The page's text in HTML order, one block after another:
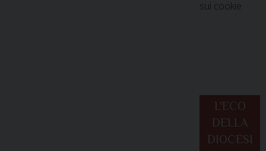
sui cookie
L'ECO
DELLA
DIOCESI